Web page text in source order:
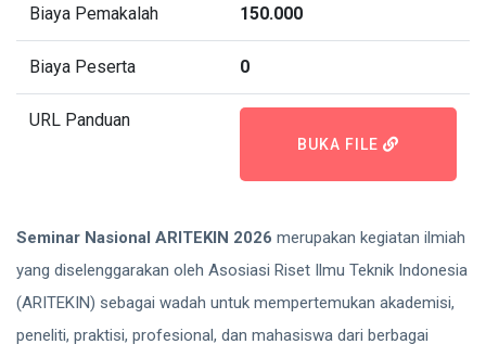
Biaya Pemakalah 150.000
Biaya Peserta 0
URL Panduan
BUKA FILE
Seminar Nasional ARITEKIN 2026 merupakan kegiatan ilmiah
yang diselenggarakan oleh Asosiasi Riset Ilmu Teknik Indonesia
(ARITEKIN) sebagai wadah untuk mempertemukan akademisi,
peneliti, praktisi, profesional, dan mahasiswa dari berbagai